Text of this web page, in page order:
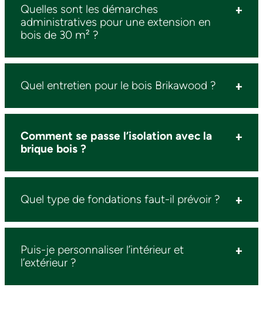
Quelles sont les démarches
administratives pour une extension en
bois de 30 m² ?
Quel entretien pour le bois Brikawood ?
Comment se passe l’isolation avec la
brique bois ?
Quel type de fondations faut-il prévoir ?
Puis-je personnaliser l’intérieur et
l’extérieur ?